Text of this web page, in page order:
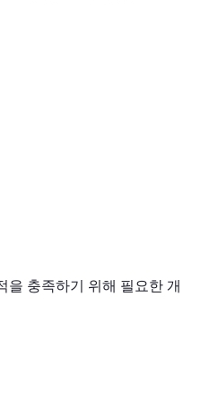
을 충족하기 위해 필요한 개